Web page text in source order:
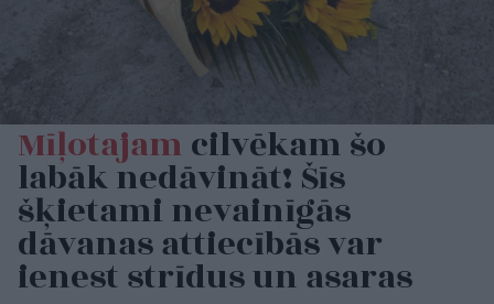
Mīļotajamcilvēkam šo
labāk nedāvināt! Šīs
šķietami nevainīgās
dāvanas attiecībās var
ienest strīdus un asaras